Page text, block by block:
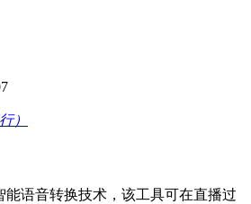
）
能语音转换技术，该工具可在直播过